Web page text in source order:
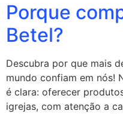
Porque
Betel?
Descubra por que mais
mundo confiam em nós!
é clara: oferecer
igrejas, com atenção a